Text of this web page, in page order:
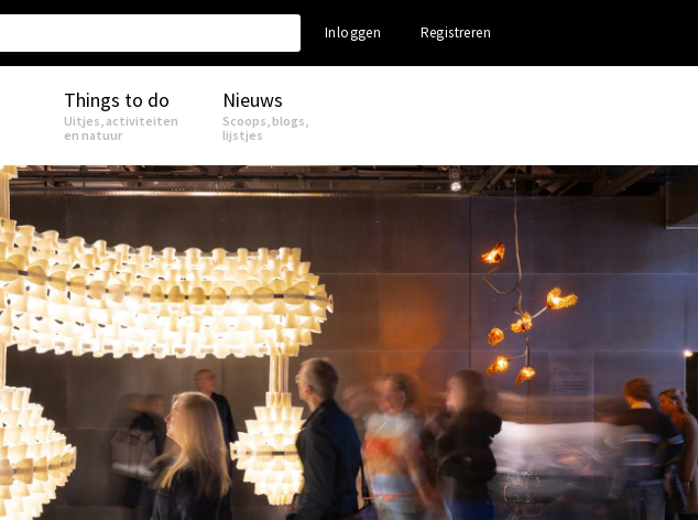
Inloggen Registreren
Things to do
Uitjes, activiteiten
en natuur
Nieuws
Scoops, blogs,
lijstjes